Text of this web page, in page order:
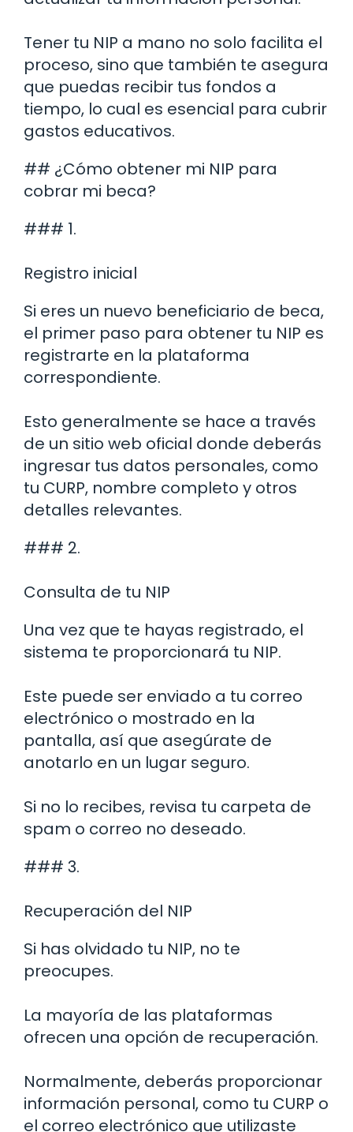
Tener tu NIP a mano no solo facilita el
proceso, sino que también te asegura
que puedas recibir tus fondos a
tiempo, lo cual es esencial para cubrir
gastos educativos.
## ¿Cómo obtener mi NIP para
cobrar mi beca?
### 1.
Registro inicial
Si eres un nuevo beneficiario de beca,
el primer paso para obtener tu NIP es
registrarte en la plataforma
correspondiente.
Esto generalmente se hace a través
de un sitio web oficial donde deberás
ingresar tus datos personales, como
tu CURP, nombre completo y otros
detalles relevantes.
### 2.
Consulta de tu NIP
Una vez que te hayas registrado, el
sistema te proporcionará tu NIP.
Este puede ser enviado a tu correo
electrónico o mostrado en la
pantalla, así que asegúrate de
anotarlo en un lugar seguro.
Si no lo recibes, revisa tu carpeta de
spam o correo no deseado.
### 3.
Recuperación del NIP
Si has olvidado tu NIP, no te
preocupes.
La mayoría de las plataformas
ofrecen una opción de recuperación.
Normalmente, deberás proporcionar
información personal, como tu CURP o
el correo electrónico que utilizaste